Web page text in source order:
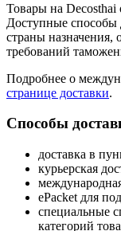
Товары на Decosthai
Доступные способы
страны назначения,
требований
Подробнее о
странице доставки.
Способы
доставка в
курьерская
ePacket для
специальные
категорий